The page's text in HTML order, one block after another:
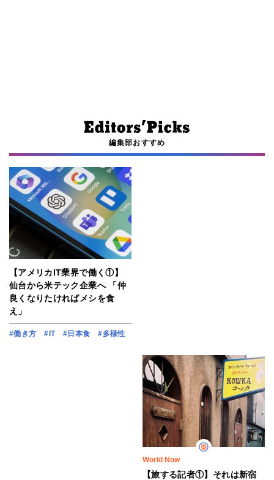
編集部おすすめ
【アメリカIT業界で働く①】
仙台から米テック企業へ 「仲
良くなりたければメシを食
え」
#働き方 #IT #日本食 #多様性
World Now
【旅する記者①】それは新宿